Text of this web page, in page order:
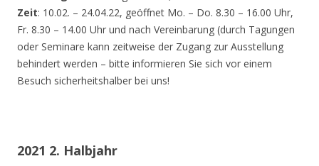
Zeit: 10.02. – 24.04.22, geöffnet Mo. – Do. 8.30 – 16.00 Uhr,
Fr. 8.30 – 14.00 Uhr und nach Vereinbarung (durch Tagungen
oder Seminare kann zeitweise der Zugang zur Ausstellung
behindert werden – bitte informieren Sie sich vor einem
Besuch sicherheitshalber bei uns!
2021 2. Halbjahr